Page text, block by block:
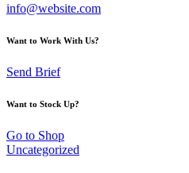
info@website.com
Want to Work With Us?
Send Brief
Want to Stock Up?
Go to Shop
Uncategorized